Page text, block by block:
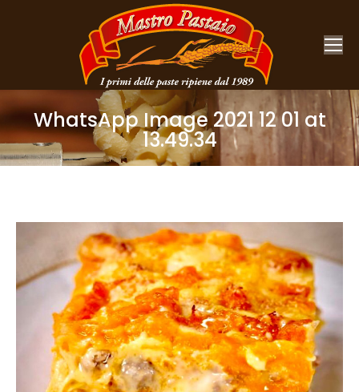
WhatsApp Image 2021 12 01 at
13.49.34
You are here: